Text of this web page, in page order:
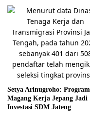
Setya Arinugroho: Program
Magang Kerja Jepang Jadi
Investasi SDM Jateng